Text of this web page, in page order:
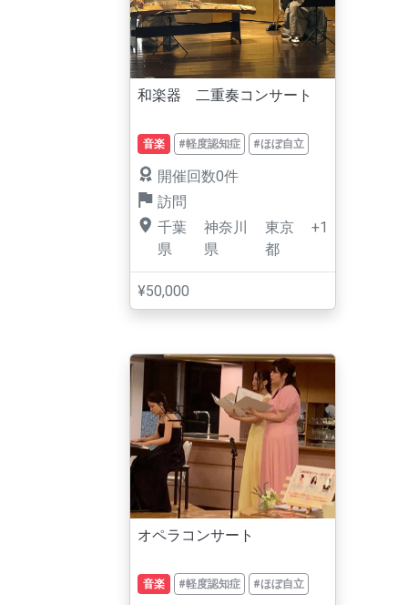
和楽器 二重奏コンサート
音楽 #軽度認知症 #ほぼ自立
開催回数0件
訪問
千葉
県
神奈川
県
東京
都
+1
¥50,000
オペラコンサート
音楽 #軽度認知症 #ほぼ自立